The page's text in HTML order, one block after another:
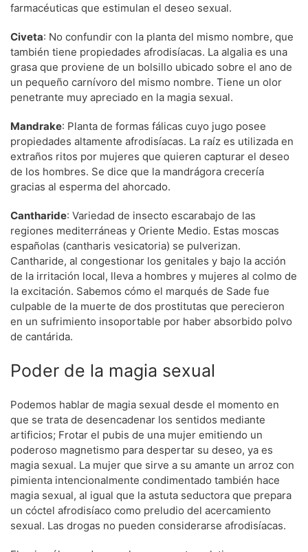
farmacéuticas que estimulan el deseo sexual.
Civeta: No confundir con la planta del mismo nombre, que
también tiene propiedades afrodisíacas. La algalia es una
grasa que proviene de un bolsillo ubicado sobre el ano de
un pequeño carnívoro del mismo nombre. Tiene un olor
penetrante muy apreciado en la magia sexual.
Mandrake: Planta de formas fálicas cuyo jugo posee
propiedades altamente afrodisíacas. La raíz es utilizada en
extraños ritos por mujeres que quieren capturar el deseo
de los hombres. Se dice que la mandrágora crecería
gracias al esperma del ahorcado.
Cantharide: Variedad de insecto escarabajo de las
regiones mediterráneas y Oriente Medio. Estas moscas
españolas (cantharis vesicatoria) se pulverizan.
Cantharide, al congestionar los genitales y bajo la acción
de la irritación local, lleva a hombres y mujeres al colmo de
la excitación. Sabemos cómo el marqués de Sade fue
culpable de la muerte de dos prostitutas que perecieron
en un sufrimiento insoportable por haber absorbido polvo
de cantárida.
Poder de la magia sexual
Podemos hablar de magia sexual desde el momento en
que se trata de desencadenar los sentidos mediante
artificios; Frotar el pubis de una mujer emitiendo un
poderoso magnetismo para despertar su deseo, ya es
magia sexual. La mujer que sirve a su amante un arroz con
pimienta intencionalmente condimentado también hace
magia sexual, al igual que la astuta seductora que prepara
un cóctel afrodisíaco como preludio del acercamiento
sexual. Las drogas no pueden considerarse afrodisíacas.